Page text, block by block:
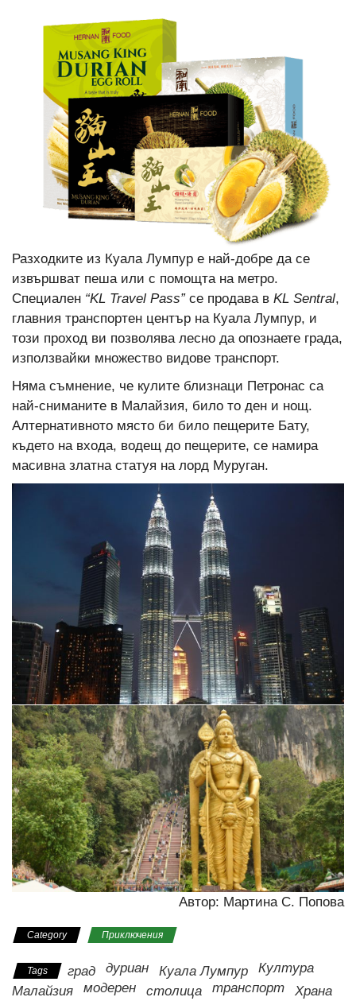
Разходките из Куала Лумпур е най-добре да се
извършват пеша или с помощта на метро.
Специален “KL Travel Pass”се продава в KL Sentral,
главния транспортен център на Куала Лумпур, и
този проход ви позволява лесно да опознаете града,
използвайки множество видове транспорт.
Няма съмнение, че кулите близнаци Петронас са
най-сниманите в Малайзия, било то ден и нощ.
Алтернативното място би било пещерите Бату,
където на входа, водещ до пещерите, се намира
масивна златна статуя на лорд Муруган.
Автор: Мартина С. Попова
Category Приключения
Tags град дуриан Куала Лумпур
Култура
Малайзия
модерен столица транспорт Храна